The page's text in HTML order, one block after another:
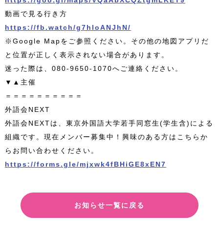
動画で見る行き方
https://fb.watch/g7hloANJhN/
※Google Mapをご参照ください。その他の地図アプリだ
と位置が正しく表示されない場合があります。
迷った際は、080-9650-1070へご連絡ください。
▼▲主催
＝＝＝＝＝＝＝＝＝＝
外語会NEXT
外語会NEXTは、東京外国語大学若手同窓生(学生含)による
組織です。現在メンバー募集中！興味のある方はこちらか
らお問い合わせください。
https://forms.gle/mjxwk4fBHiGE8xEN7
お知らせ一覧に戻る